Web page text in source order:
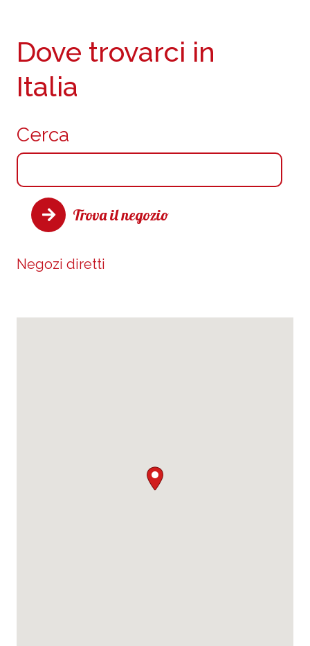
Cerca
Trova il negozio
Dove trovarci in
Italia
Negozi diretti